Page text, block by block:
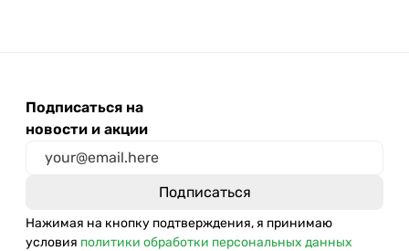
Подписаться на
новости и акции
Нажимая на кнопку подтверждения, я принимаю
условия политики обработки персональных данных